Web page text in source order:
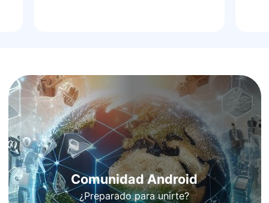
Comunidad Android
¿Preparado para unirte?